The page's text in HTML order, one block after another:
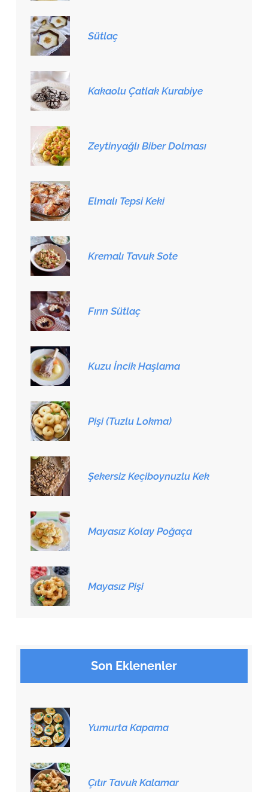
Sütlaç
Kakaolu Çatlak Kurabiye
Zeytinyağlı Biber Dolması
Elmalı Tepsi Keki
Kremalı Tavuk Sote
Fırın Sütlaç
Kuzu İncik Haşlama
Pişi (Tuzlu Lokma)
Şekersiz Keçiboynuzlu Kek
Mayasız Kolay Poğaça
Mayasız Pişi
Son Eklenenler
Yumurta Kapama
Çıtır Tavuk Kalamar